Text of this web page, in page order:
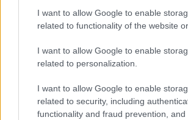
I want to allow Google to enable
related to functionality of the website
I want to allow Google to enable
related to personalization.
I want to allow Google to enable
related to security, including
functionality and fraud prevention, and
Budapest-Pécs,
Felújított iskolába
szekszárdi gyerekek